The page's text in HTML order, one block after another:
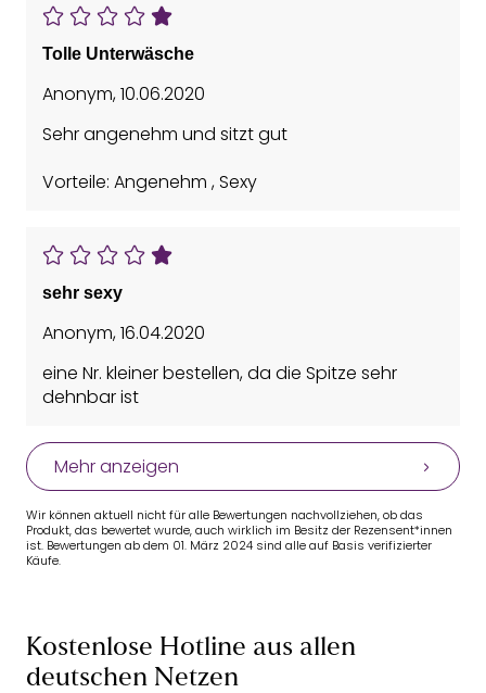
Tolle Unterwäsche
Anonym,10.06.2020
Sehr angenehm und sitzt gut
Vorteile: Angenehm , Sexy
sehr sexy
Anonym,16.04.2020
eine Nr. kleiner bestellen, da die Spitze sehr
dehnbar ist
Mehr anzeigen
Wir können aktuell nicht für alle Bewertungen nachvollziehen, ob das
Produkt, das bewertet wurde, auch wirklich im Besitz der Rezensent*innen
ist. Bewertungen ab dem 01. März 2024 sind alle auf Basis verifizierter
Käufe.
Kostenlose Hotline aus allen
deutschen Netzen